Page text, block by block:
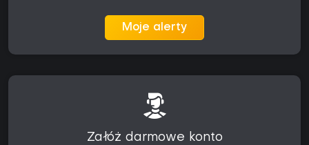
Moje alerty
Załóż darmowe konto